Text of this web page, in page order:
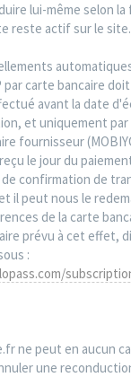
lui-même selon
reste actif sur le site.
par carte bancaire
avant la date
et uniquement
fournisseur
le jour du
confirmation de
il peut nous le
de la carte
prévu à cet effet,
:
ne peut en aucun
une